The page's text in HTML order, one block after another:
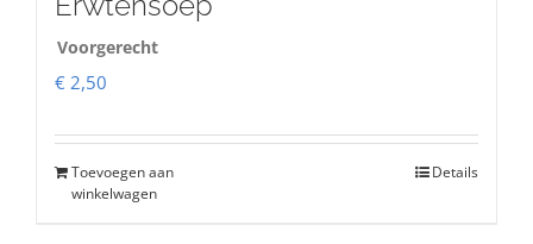
Voorgerecht
€ 2,50
Toevoegen aan
winkelwagen
Details